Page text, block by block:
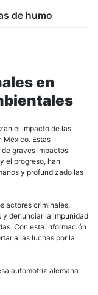
de humo
en
el impacto de las
México. Estas
graves impactos
el progreso, han
y profundizado las
actores criminales,
y denunciar la impunidad
Con esta información
a las luchas por la
automotriz alemana